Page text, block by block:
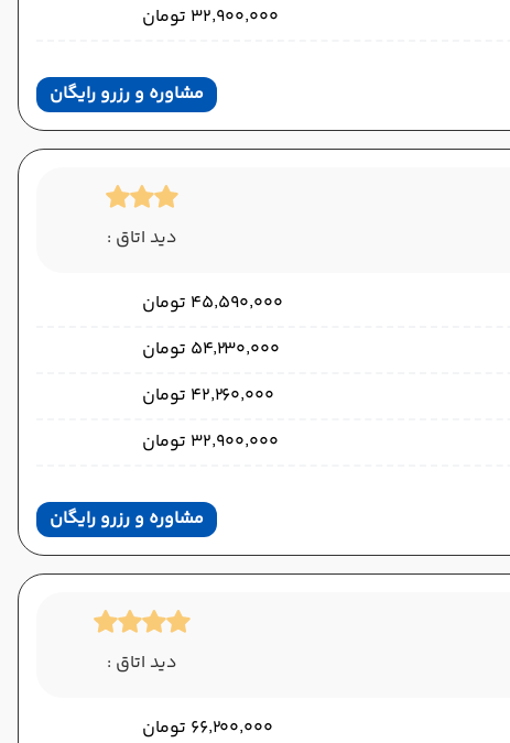
۳۲٬۹۰۰٬۰۰۰ تومان
مشاوره و رزرو رایگان
دید اتاق :
۴۵٬۵۹۰٬۰۰۰ تومان
۵۴٬۲۳۰٬۰۰۰ تومان
۴۲٬۲۶۰٬۰۰۰ تومان
۳۲٬۹۰۰٬۰۰۰ تومان
مشاوره و رزرو رایگان
دید اتاق :
۶۶٬۲۰۰٬۰۰۰ تومان